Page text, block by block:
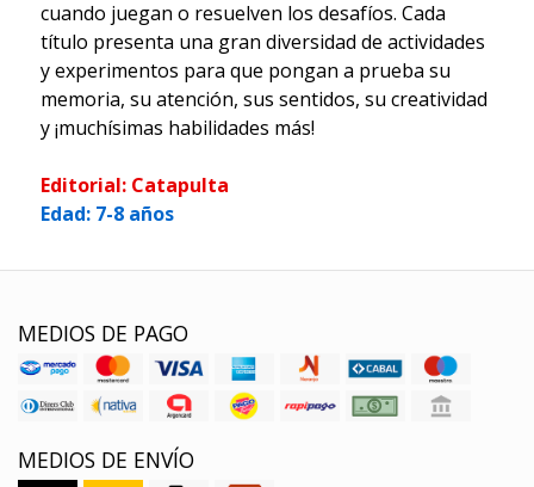
cuando juegan o resuelven los desafíos. Cada
título presenta una gran diversidad de actividades
y experimentos para que pongan a prueba su
memoria, su atención, sus sentidos, su creatividad
y ¡muchísimas habilidades más!
Editorial: Catapulta
Edad: 7-8 años
MEDIOS DE PAGO
MEDIOS DE ENVÍO